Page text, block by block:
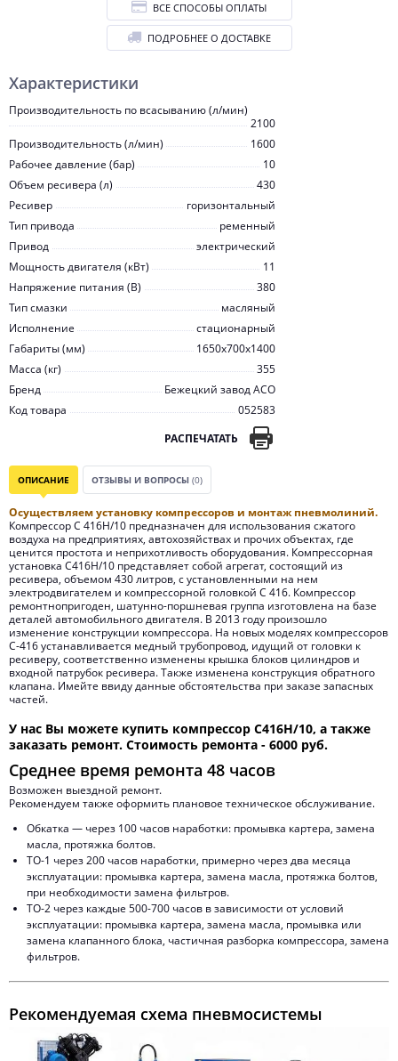
Характеристики
Производительность по всасыванию (л/мин)
2100
Производительность (л/мин)
1600
Рабочее давление (бар)
10
Объем ресивера (л)
430
Ресивер
горизонтальный
Тип привода
ременный
Привод
электрический
Мощность двигателя (кВт)
11
Напряжение питания (В)
380
Тип смазки
масляный
Исполнение
стационарный
Габариты (мм)
1650х700х1400
Масса (кг)
355
Бренд
Бежецкий завод АСО
Код товара
052583
РАСПЕЧАТАТЬ
ВСЕ СПОСОБЫ ОПЛАТЫ
ПОДРОБНЕЕ О ДОСТАВКЕ
ОПИСАНИЕ ОТЗЫВЫ И ВОПРОСЫ (0)
Осуществляем установку компрессоров и монтаж пневмолиний.
Компрессор С 416Н/10 предназначен для использования сжатого
воздуха на предприятиях, автохозяйствах и прочих объектах, где
ценится простота и неприхотливость оборудования. Компрессорная
установка С416Н/10 представляет собой агрегат, состоящий из
ресивера, объемом 430 литров, с установленными на нем
электродвигателем и компрессорной головкой С 416. Компрессор
ремонтнопригоден, шатунно-поршневая группа изготовлена на базе
деталей автомобильного двигателя. В 2013 году произошло
изменение конструкции компрессора. На новых моделях компрессоров
С-416 устанавливается медный трубопровод, идущий от головки к
ресиверу, соответственно изменены крышка блоков цилиндров и
входной патрубок ресивера. Также изменена конструкция обратного
клапана. Имейте ввиду данные обстоятельства при заказе запасных
частей.
У нас Вы можете купить компрессор С416Н/10, а также
заказать ремонт. Cтоимость ремонта - 6000 руб.
Среднее время ремонта 48 часов
Возможен выездной ремонт.
Рекомендуем также оформить плановое техническое обслуживание.
Обкатка — через 100 часов наработки: промывка картера, замена
масла, протяжка болтов.
ТО-1 через 200 часов наработки, примерно через два месяца
эксплуатации: промывка картера, замена масла, протяжка болтов,
при необходимости замена фильтров.
ТО-2 через каждые 500-700 часов в зависимости от условий
эксплуатации: промывка картера, замена масла, промывка или
замена клапанного блока, частичная разборка компрессора, замена
фильтров.
Рекомендуемая схема пневмосистемы